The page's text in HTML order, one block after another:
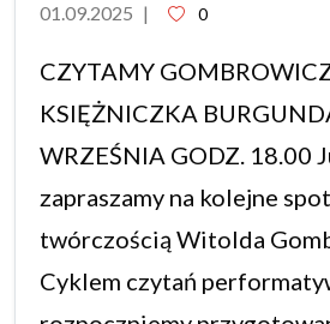
01.09.2025 | 0
CZYTAMY
KSIĘŻNICZKA
WRZEŚNIA GODZ. 18.00
zapraszamy na kolejne
twórczością Witolda
Cyklem czytań